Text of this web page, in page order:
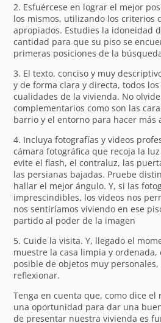
2. Esfuércese en lograr el mejor
los mismos, utilizando los criterios
apropiados. Estudies la idoneidad
cantidad para que su piso se
primeras posiciones de la
3. El texto, conciso y muy
y de forma clara y directa, todos
cualidades de la vivienda. No
complementarios como son las
barrio y el entorno para hacer más
4. Incluya fotografías y videos
cámara fotográfica que recoja la
evite el flash, el contraluz, las
las persianas bajadas. Pruebe
hallar el mejor ángulo. Y, si las
imprescindibles, los videos nos
nos sentiríamos viviendo en ese
partido al poder de la imagen
5. Cuide la visita. Y, llegado el
muestre la casa limpia y
posible de objetos muy
reflexionar.
Tenga en cuenta que, como dice el
una oportunidad para dar una
de presentar nuestra vivienda es